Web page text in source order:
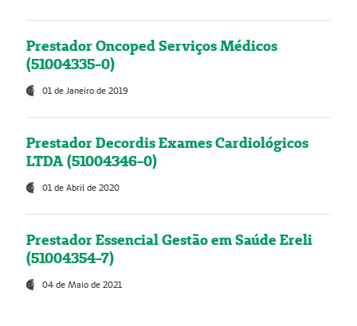
Prestador Oncoped Serviços Médicos
(51004335-0)
01 de Janeiro de 2019
Prestador Decordis Exames Cardiológicos
LTDA (51004346-0)
01 de Abril de 2020
Prestador Essencial Gestão em Saúde Ereli
(51004354-7)
04 de Maio de 2021